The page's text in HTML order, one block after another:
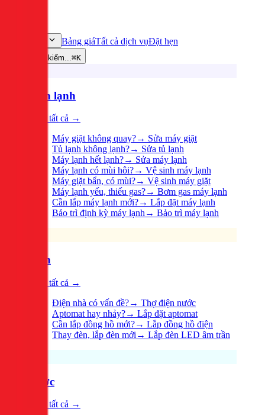
Bảng giáTất cả dịch vụĐặt hẹn
Tìm kiếm...⌘K
Điện lạnh
Xem tất cả →
Máy giặt không quay?→ Sửa máy giặt
Tủ lạnh không lạnh?→ Sửa tủ lạnh
Máy lạnh hết lạnh?→ Sửa máy lạnh
Máy lạnh có mùi hôi?→ Vệ sinh máy lạnh
Máy giặt bẩn, có mùi?→ Vệ sinh máy giặt
Máy lạnh yếu, thiếu gas?→ Bơm gas máy lạnh
Cần lắp máy lạnh mới?→ Lắp đặt máy lạnh
Bảo trì định kỳ máy lạnh→ Bảo trì máy lạnh
Điện
Xem tất cả →
Điện nhà có vấn đề?→ Thợ điện nước
Aptomat hay nhảy?→ Lắp đặt aptomat
Cần lắp đồng hồ mới?→ Lắp đồng hồ điện
Thay đèn, lắp đèn mới → Lắp đèn LED âm trần
Nước
Xem tất cả →